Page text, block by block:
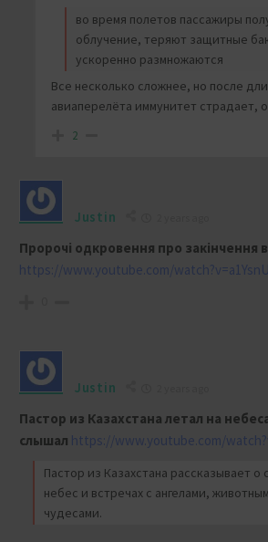
во время полетов пассажиры
облучение, теряют защитные
ускоренно размножаются
Все несколько сложнее, но после
авиаперелёта иммунитет страдает,
2
Justin
Пророчі одкровення про закінчення
https://www.youtube.com/
Justin
Пастор из Казахстана летал на
слышал https://www.youtube.com/
Пастор из Казахстана рассказывает
небес и встречах с ангелами,
чудесами.